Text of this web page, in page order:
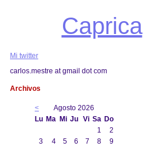
Caprica
Mi twitter
carlos.mestre at gmail dot com
Archivos
<
Agosto 2026
Lu Ma Mi Ju Vi Sa Do
1
2
3
4 5 6 7 8
9